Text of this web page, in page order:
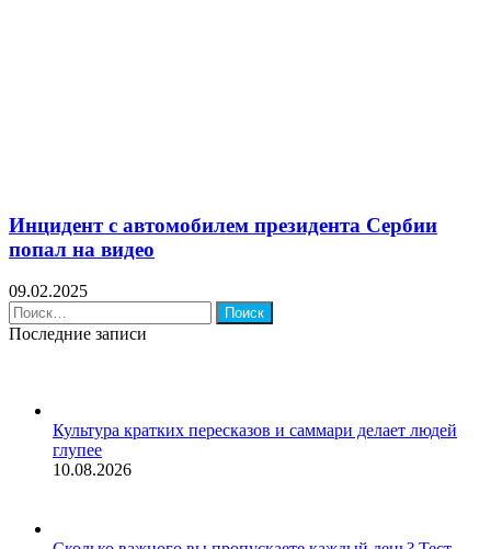
Инцидент с автомобилем президента Сербии
попал на видео
09.02.2025
Найти:
Последние записи
Культура кратких пересказов и саммари делает людей
глупее
10.08.2026